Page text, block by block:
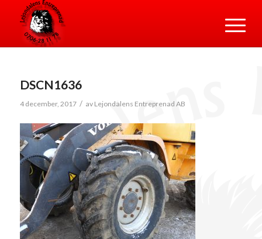
DSCN1636
4 december, 2017 / av Lejondalens Entreprenad AB